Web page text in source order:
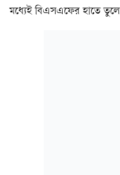
মধ্যেই বিএসএফের হাতে তুলে